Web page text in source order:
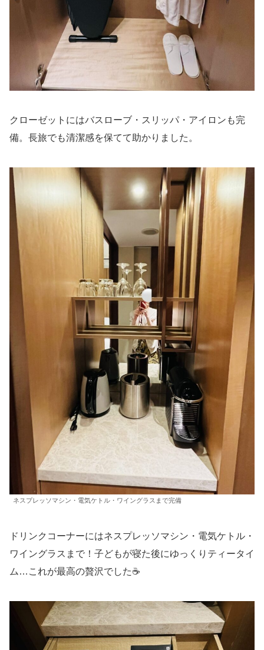
クローゼットにはバスローブ・スリッパ・アイロンも完
備。長旅でも清潔感を保てて助かりました。
ネスプレッソマシン・電気ケトル・ワイングラスまで完備
ドリンクコーナーにはネスプレッソマシン・電気ケトル・
ワイングラスまで！子どもが寝た後にゆっくりティータイ
ム…これが最高の贅沢でした☕